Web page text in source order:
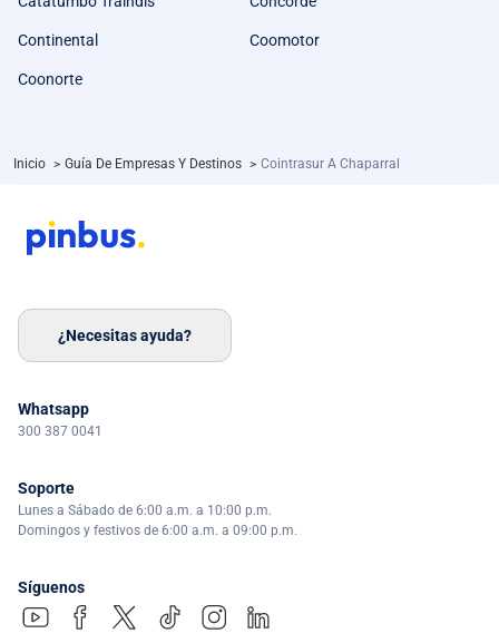
Continental Coomotor
Coonorte
Inicio > Guía De Empresas Y Destinos > Cointrasur A Chaparral
¿Necesitas ayuda?
Whatsapp
300 387 0041
Soporte
Lunes a Sábado de 6:00 a.m. a 10:00 p.m.
Domingos y festivos de 6:00 a.m. a 09:00 p.m.
Síguenos